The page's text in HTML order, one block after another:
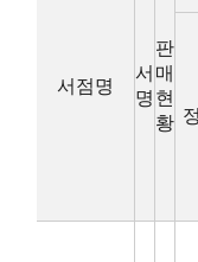
서점명
서
명
판
매
현
황